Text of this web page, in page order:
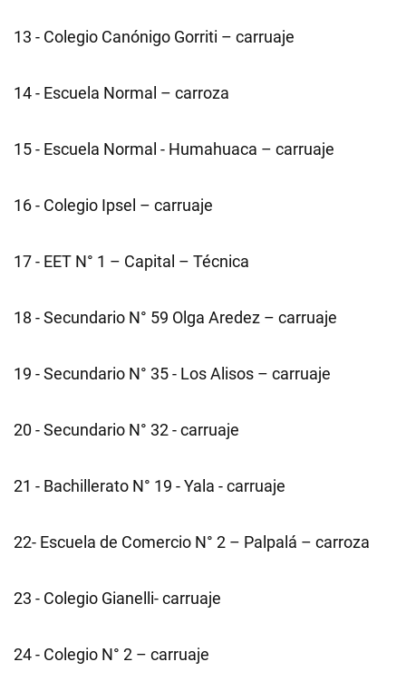
13 - Colegio Canónigo Gorriti – carruaje
14 - Escuela Normal – carroza
15 - Escuela Normal - Humahuaca – carruaje
16 - Colegio Ipsel – carruaje
17 - EET N° 1 – Capital – Técnica
18 - Secundario N° 59 Olga Aredez – carruaje
19 - Secundario N° 35 - Los Alisos – carruaje
20 - Secundario N° 32 - carruaje
21 - Bachillerato N° 19 - Yala - carruaje
22- Escuela de Comercio N° 2 – Palpalá – carroza
23 - Colegio Gianelli- carruaje
24 - Colegio N° 2 – carruaje